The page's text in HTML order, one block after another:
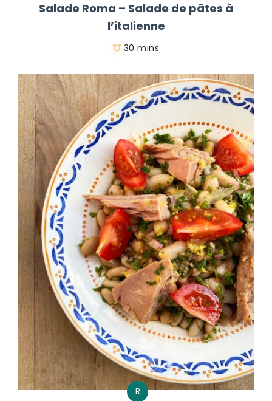
Salade Roma – Salade de pâtes à
l’italienne
30 mins
R